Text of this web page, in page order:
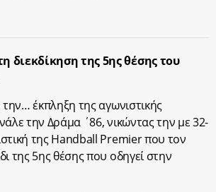
διεκδίκηση της 5ης θέσης του
την… έκπληξη της αγωνιστικής
την Δράμα ΄86, νικώντας την με 32-
της Handball Premier που τον
της 5ης θέσης που οδηγεί στην